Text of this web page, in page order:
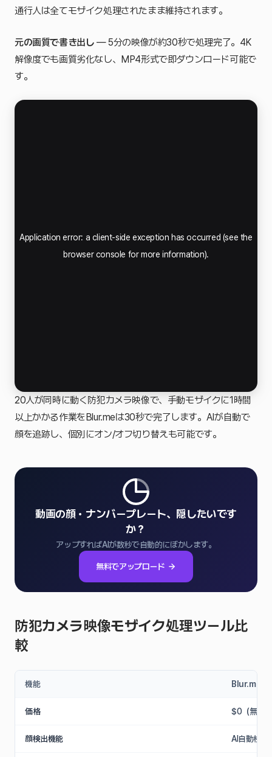
通行人は全てモザイク処理されたまま維持されます。
元の画質で書き出し — 5分の映像が約30秒で処理完了。4K
解像度でも画質劣化なし、MP4形式で即ダウンロード可能で
す。
20人が同時に動く防犯カメラ映像で、手動モザイクに1時間
以上かかる作業をBlur.meは30秒で完了します。AIが自動で
顔を追跡し、個別にオン/オフ切り替えも可能です。
動画の顔・ナンバープレート、隠したいです
か？
アップすればAIが数秒で自動的にぼかします。
無料でアップロード
防犯カメラ映像モザイク処理ツール比
較
機能 Blur.me
価格 $0（無料
顔検出機能 AI自動検出